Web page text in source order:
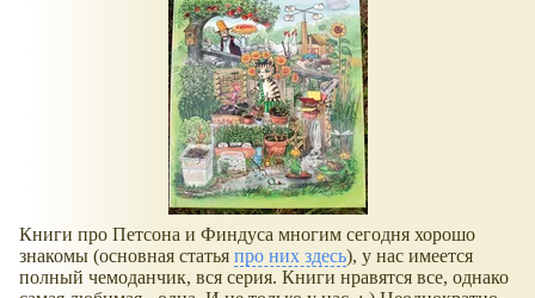
Книги про Петсона и Финдуса многим сегодня хорошо
знакомы (основная статья про них здесь), у нас имеется
полный чемоданчик, вся серия. Книги нравятся все, однако